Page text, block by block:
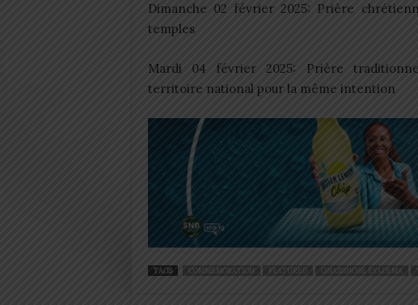
Dimanche 02 février 2025: Prière
temples
Mardi 04 février 2025: Prière
territoire national pour la même intention
TAGS COMMÉMORATION FEATURED GNASSINGBE EYADEMA